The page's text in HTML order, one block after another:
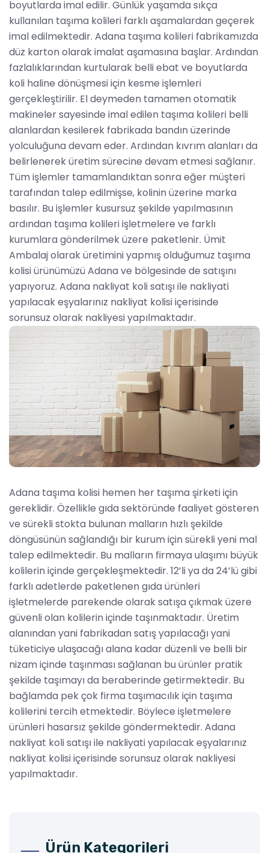
boyutlarda imal edilir. Günlük yaşamda sıkça
kullanılan taşıma kolileri farklı aşamalardan geçerek
imal edilmektedir. Adana taşıma kolileri fabrikamızda
düz karton olarak imalat aşamasına başlar. Ardından
fazlalıklarından kurtularak belli ebat ve boyutlarda
koli haline dönüşmesi için kesme işlemleri
gerçekleştirilir. El deymeden tamamen otomatik
makineler sayesinde imal edilen taşıma kolileri belli
alanlardan kesilerek fabrikada bandın üzerinde
yolculuğuna devam eder. Ardından kıvrım alanları da
belirlenerek üretim sürecine devam etmesi sağlanır.
Tüm işlemler tamamlandıktan sonra eğer müşteri
tarafından talep edilmişse, kolinin üzerine marka
basılır. Bu işlemler kusursuz şekilde yapılmasının
ardından taşıma kolileri işletmelere ve farklı
kurumlara gönderilmek üzere paketlenir. Ümit
Ambalaj olarak üretimini yapmış olduğumuz taşıma
kolisi ürünümüzü Adana ve bölgesinde de satışını
yapıyoruz. Adana nakliyat koli satışı ile nakliyati
yapılacak eşyalarınız nakliyat kolisi içerisinde
sorunsuz olarak nakliyesi yapılmaktadır.
Adana taşıma kolisi hemen her taşıma şirketi için
gereklidir. Özellikle gıda sektöründe faaliyet gösteren
ve sürekli stokta bulunan malların hızlı şekilde
döngüsünün sağlandığı bir kurum için sürekli yeni mal
talep edilmektedir. Bu malların firmaya ulaşımı büyük
kolilerin içinde gerçekleşmektedir. 12’li ya da 24’lü gibi
farklı adetlerde paketlenen gıda ürünleri
işletmelerde parekende olarak satışa çıkmak üzere
güvenli olan kolilerin içinde taşınmaktadır. Üretim
alanından yani fabrikadan satış yapılacağı yani
tüketiciye ulaşacağı alana kadar düzenli ve belli bir
nizam içinde taşınması sağlanan bu ürünler pratik
şekilde taşımayı da beraberinde getirmektedir. Bu
bağlamda pek çok firma taşımacılık için taşıma
kolilerini tercih etmektedir. Böylece işletmelere
ürünleri hasarsız şekilde göndermektedir. Adana
nakliyat koli satışı ile nakliyati yapılacak eşyalarınız
nakliyat kolisi içerisinde sorunsuz olarak nakliyesi
yapılmaktadır.
Ürün Kategorileri